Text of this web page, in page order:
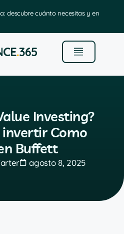
descubre cuánto necesitas y en
Investing?
Como
Buffett
agosto 8, 2025